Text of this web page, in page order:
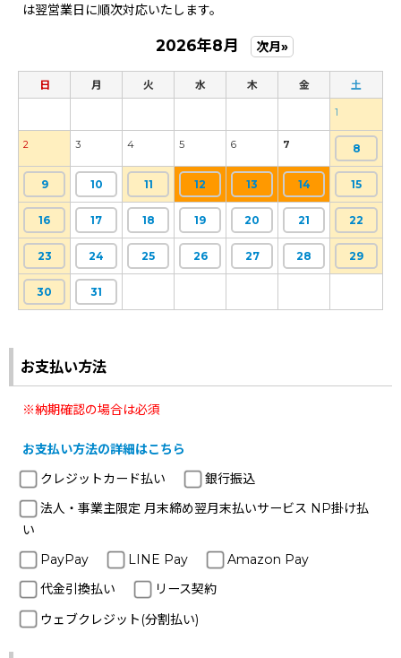
は翌営業日に順次対応いたします。
2026年8月 次月»
日 月 火 水 木 金 土
1
2 3 4 5 6 7 8
9 10 11 12 13 14 15
16 17 18 19 20 21 22
23 24 25 26 27 28 29
30 31
お支払い方法
※納期確認の場合は必須
お支払い方法の詳細はこちら
クレジットカード払い
銀行振込
法人・事業主限定 月末締め翌月末払いサービス NP掛け払
い
PayPay
LINE Pay
Amazon Pay
代金引換払い
リース契約
ウェブクレジット(分割払い)